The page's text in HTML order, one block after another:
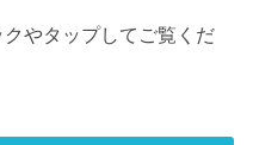
やタップしてご覧くだ